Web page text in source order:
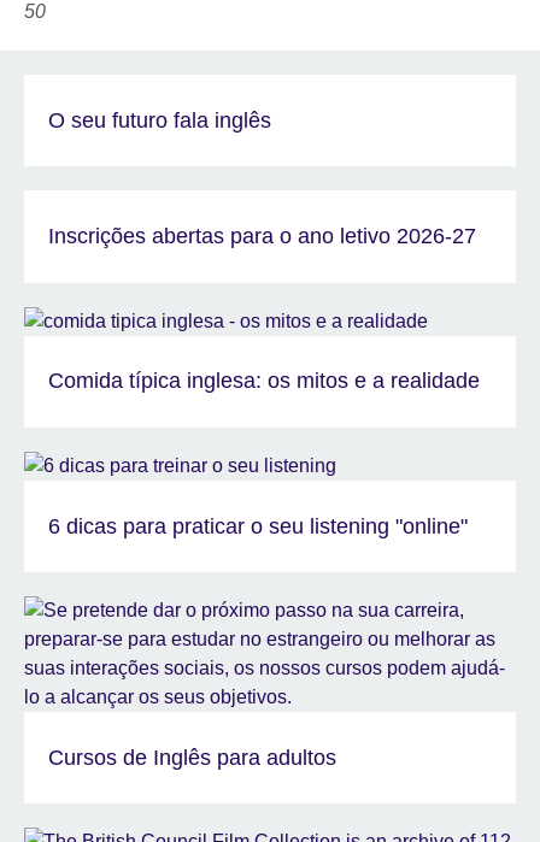
50
O seu futuro fala inglês
Inscrições abertas para o ano letivo 2026-27
Comida típica inglesa: os mitos e a realidade
6 dicas para praticar o seu listening "online"
Cursos de Inglês para adultos